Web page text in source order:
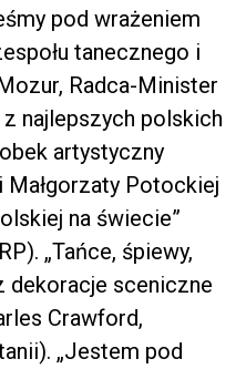
pod wrażeniem
tanecznego i
Radca-Minister
z najlepszych polskich
artystyczny
Małgorzaty Potockiej
na świecie”
„Tańce, śpiewy,
dekoracje sceniczne
Crawford,
„Jestem pod